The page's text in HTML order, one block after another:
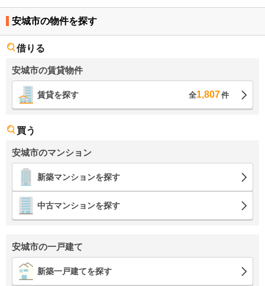
安城市の物件を探す
借りる
安城市の賃貸物件
賃貸を探す 全1,807件
買う
安城市のマンション
新築マンションを探す
中古マンションを探す
安城市の一戸建て
新築一戸建てを探す